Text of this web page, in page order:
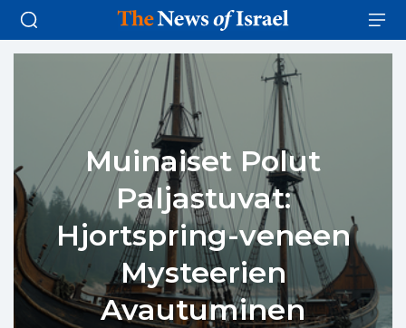
Muinaiset Polut
Paljastuvat:
Hjortspring-veneen
Mysteerien
Avautuminen